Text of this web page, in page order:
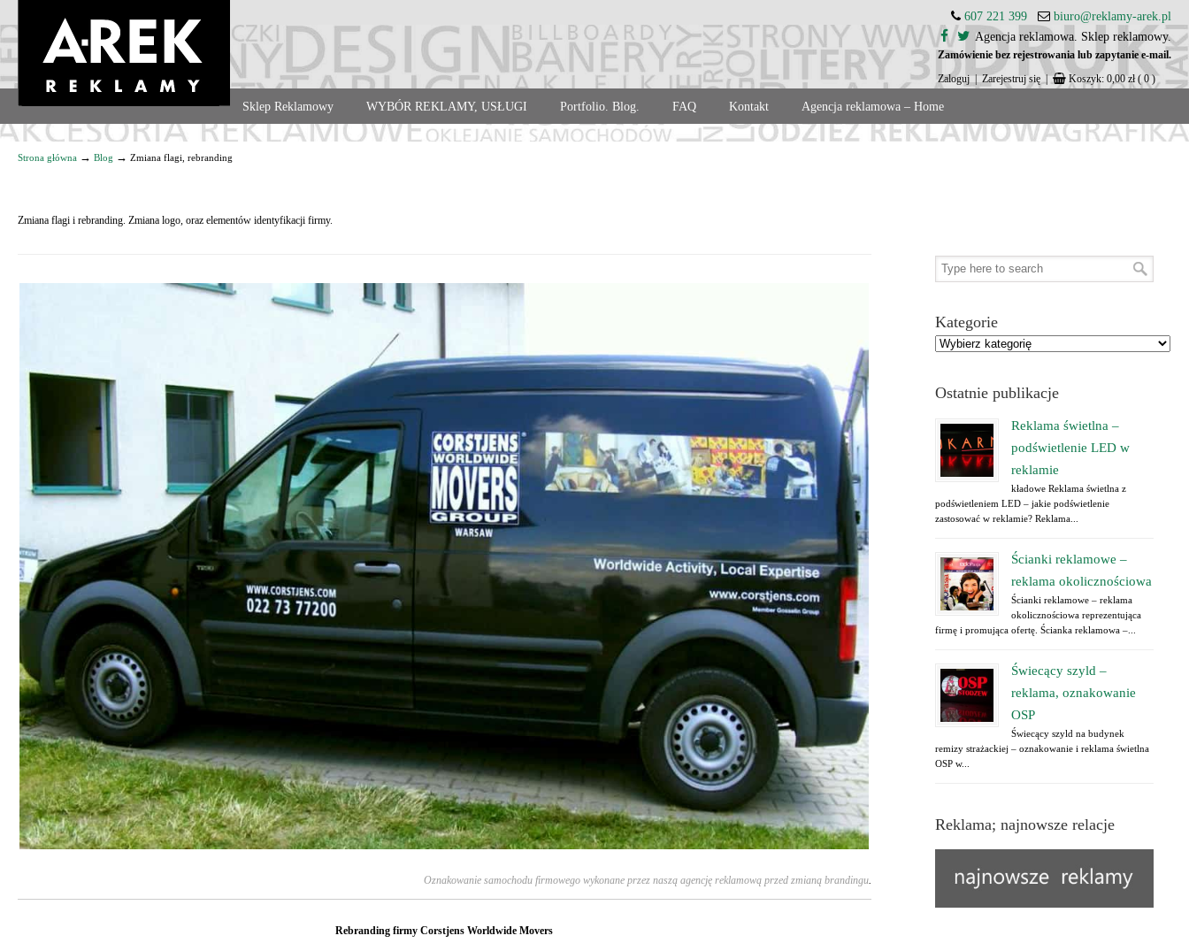
Agencja reklamowa. Reklama – usługi, druk
607 221 399
biuro@reklamy-arek.pl
Agencja reklamowa. Sklep reklamowy.
Zamówienie bez rejestrowania lub zapytanie e-mail.
Zaloguj | Zarejestruj się | Koszyk: 0,00zł ( 0 )
Sklep Reklamowy WYBÓR REKLAMY, USŁUGI Portfolio. Blog. FAQ Kontakt Agencja reklamowa – Home
Strona główna → Blog → Zmiana flagi, rebranding
Zmiana flagi i rebranding. Zmiana logo, oraz elementów identyfikacji firmy.
Oznakowanie samochodu firmowego wykonane przez naszą agencję reklamową przed zmianą brandingu.
Rebranding firmy Corstjens Worldwide Movers
Kategorie
Ostatnie publikacje
Reklama świetlna –
podświetlenie LED w
reklamie
kładowe Reklama świetlna z
podświetleniem LED – jakie podświetlenie
zastosować w reklamie? Reklama...
Ścianki reklamowe –
reklama okolicznościowa
Ścianki reklamowe – reklama
okolicznościowa reprezentująca
firmę i promująca ofertę. Ścianka reklamowa –...
Świecący szyld –
reklama, oznakowanie
OSP
Świecący szyld na budynek
remizy strażackiej – oznakowanie i reklama świetlna
OSP w...
Reklama; najnowsze relacje